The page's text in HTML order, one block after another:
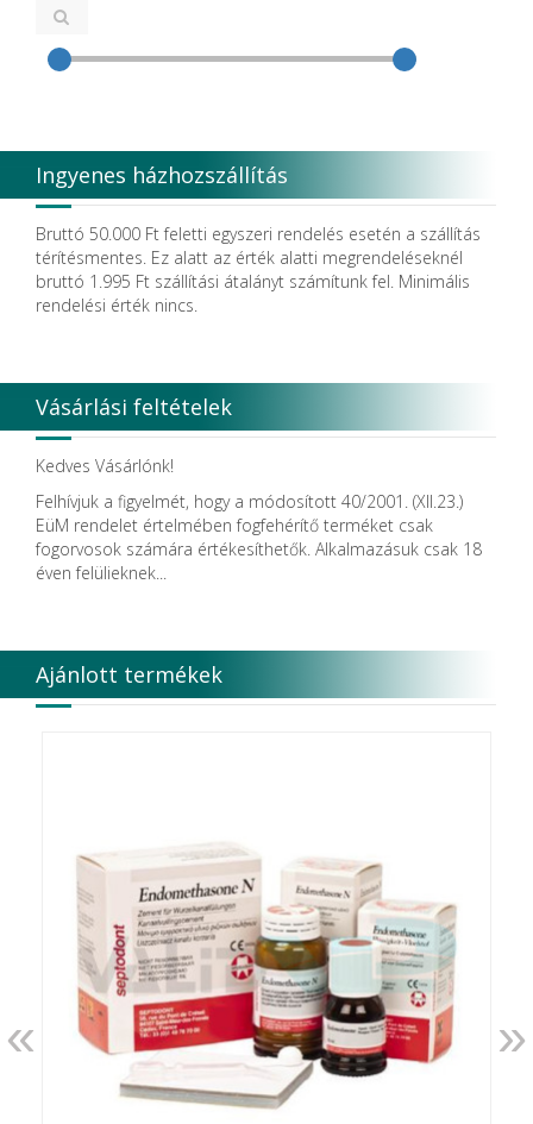
CEMM Dental High Tech Ltd.
Coxo Medical Instrument Co. Ltd.
Degradable Solutions AG
DELTA RT.
Dendia GmbH
DenMat Holdings, LLC
Dental Film srl.
Dental Pacific
Dentis
Dentsply Sirona
Detax
DFS
DIADENT
DIRECTA AB
Discus Dental PHILIPS
DISPOTECH S.r.l.
DKL
DUX
Edelweiss Dentistry Products GmbH
Edenta
EVE
Fairfax Dental Ltd.
Falcon
FERROKEMIA
FERTISOL
FKG Dentaire
FUSSEN
G.C.FUJI
G.Hartzell & Son
Garrison Dental Solution s LLC
Ingyenes házhozszállítás
Bruttó 50.000 Ft feletti egyszeri rendelés esetén a szállítás
térítésmentes. Ez alatt az érték alatti megrendeléseknél
bruttó 1.995 Ft szállítási átalányt számítunk fel. Minimális
rendelési érték nincs.
Vásárlási feltételek
Kedves Vásárlónk!
Felhívjuk a figyelmét, hogy a módosított 40/2001. (XII.23.)
EüM rendelet értelmében fogfehérítő terméket csak
fogorvosok számára értékesíthetők. Alkalmazásuk csak 18
éven felülieknek...
Ajánlott termékek
« »